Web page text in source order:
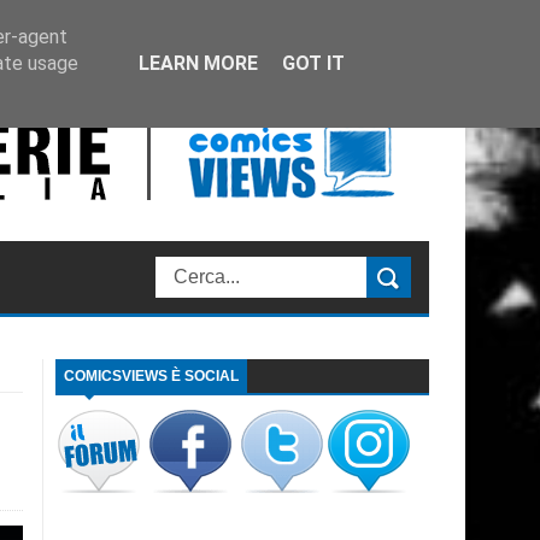
COMICSVIEWS È SOCIAL
agent
usage
LEARN MORE GOT IT